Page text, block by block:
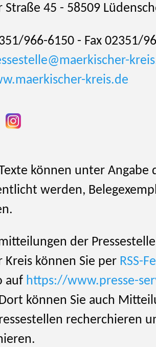
Straße 45 - 58509
966-6150 - Fax 02351/
kreis.de
können unter Angabe
werden,
der Pressestelle
Kreis können Sie per RSS-
auf https://www.presse-
können Sie auch
recherchieren